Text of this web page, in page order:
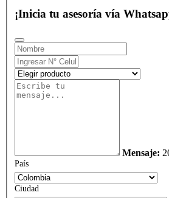
¡Inicia tu asesoría vía
Mensaje:
País
Ciudad